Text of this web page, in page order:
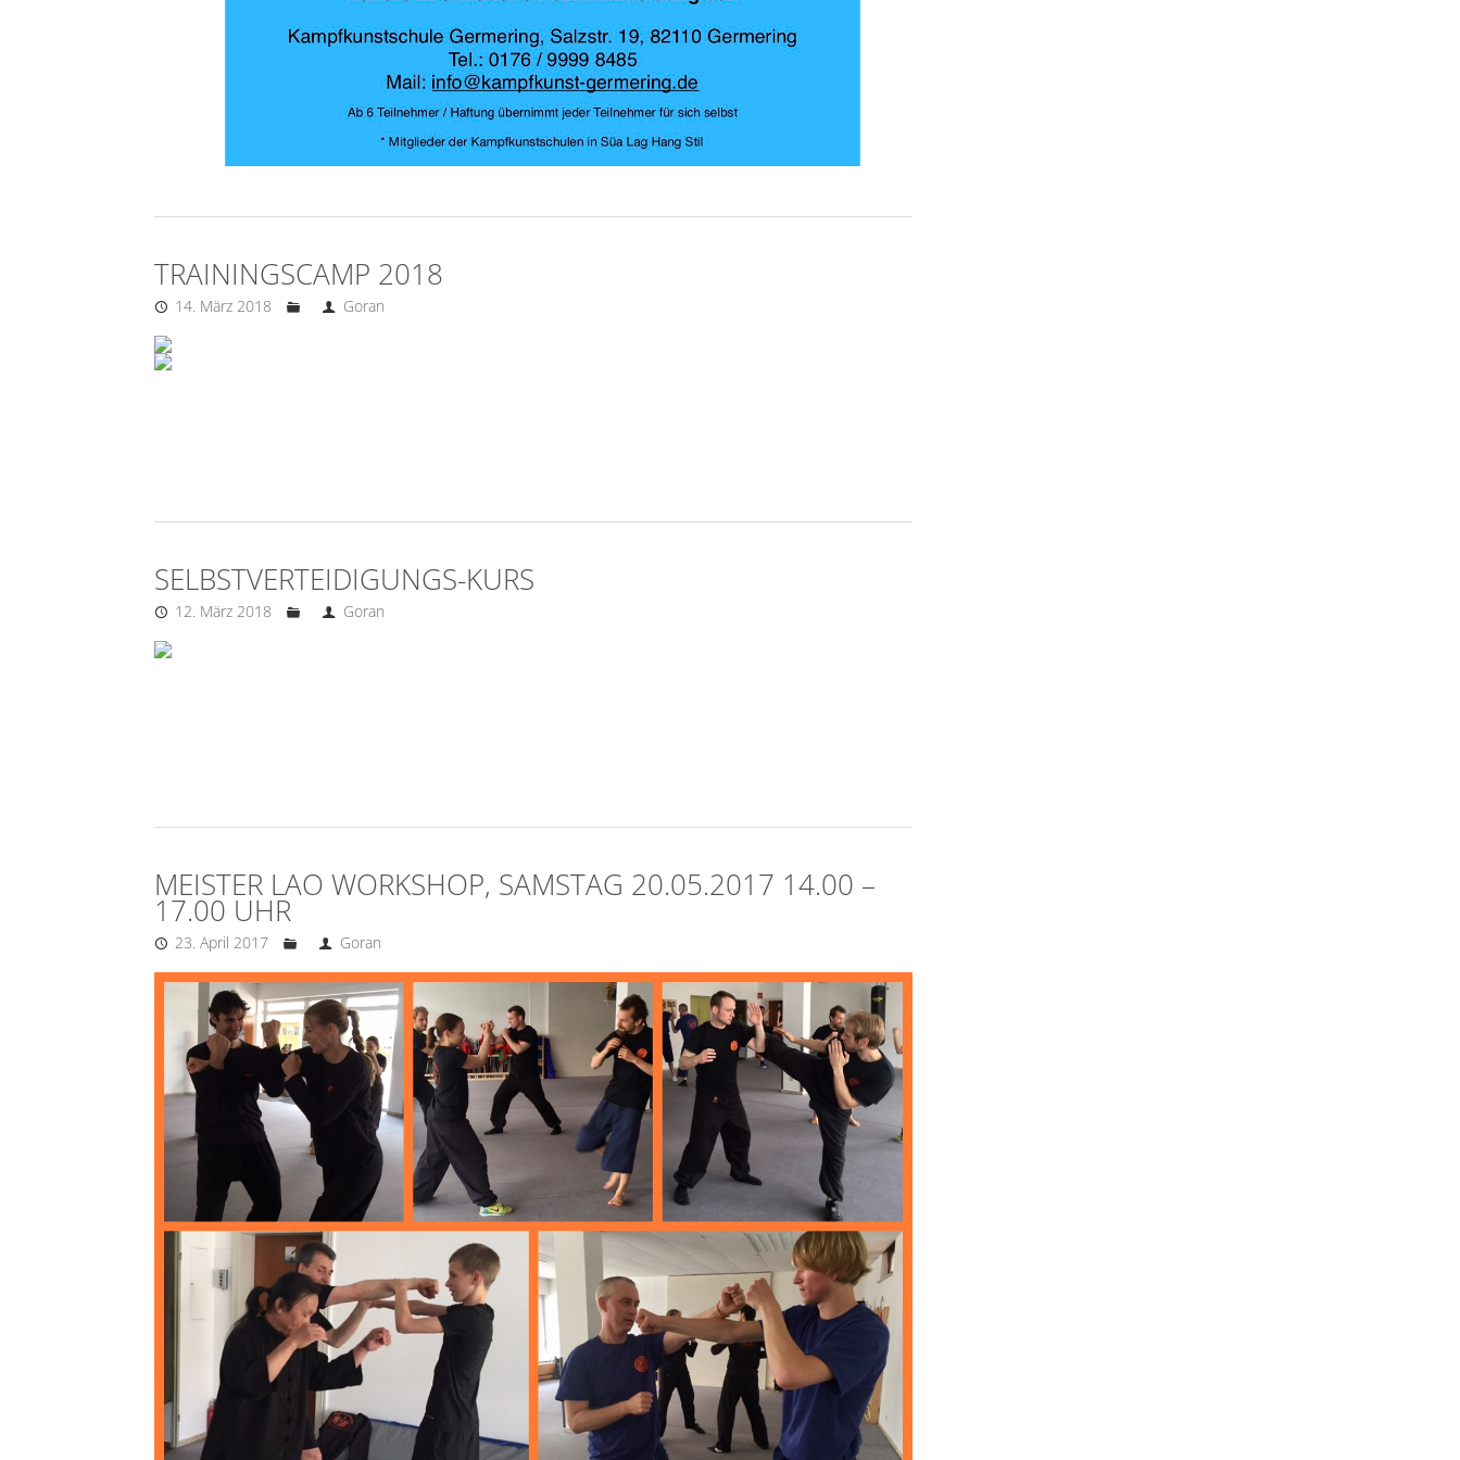
TRAININGSCAMP 2018
14. März 2018 Goran
SELBSTVERTEIDIGUNGS-KURS
12. März 2018 Goran
MEISTER LAO WORKSHOP, SAMSTAG 20.05.2017 14.00 –
17.00 UHR
23. April 2017 Goran